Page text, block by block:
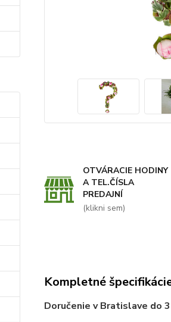
OTVÁRACIE HODINY
A TEL.ČÍSLA
PREDAJNÍ
(klikni sem)
Kompletné
Doručenie v Bratislave do